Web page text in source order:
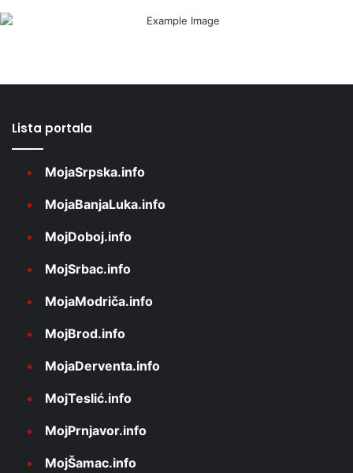
Lista portala
MojaSrpska.info
MojaBanjaLuka.info
MojDoboj.info
MojSrbac.info
MojaModriča.info
MojBrod.info
MojaDerventa.info
MojTeslić.info
MojPrnjavor.info
MojŠamac.info